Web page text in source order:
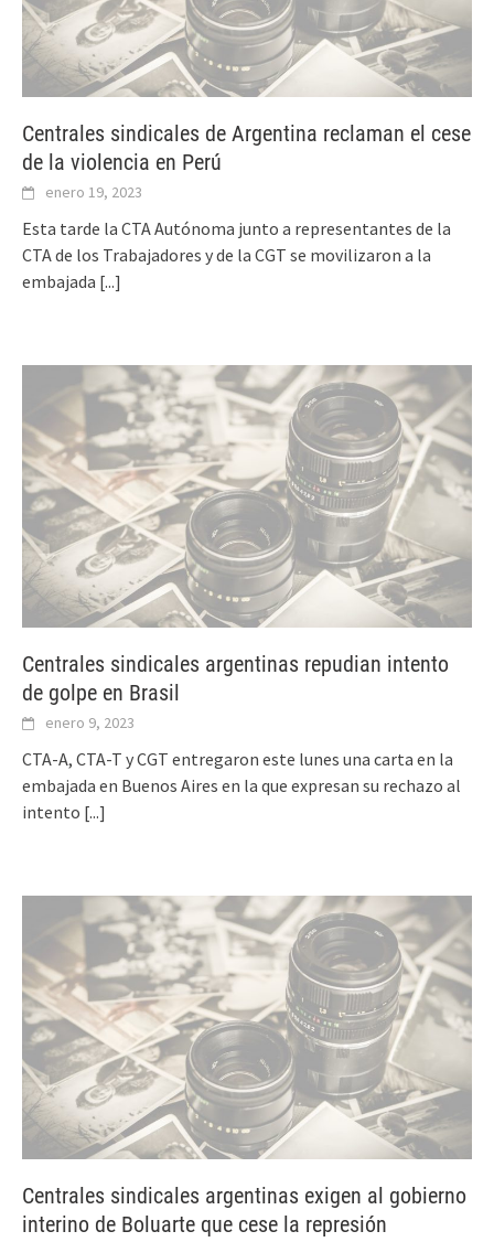
Centrales sindicales de Argentina reclaman el cese
de la violencia en Perú
enero 19, 2023
Esta tarde la CTA Autónoma junto a representantes de la
CTA de los Trabajadores y de la CGT se movilizaron a la
embajada [...]
Centrales sindicales argentinas repudian intento
de golpe en Brasil
enero 9, 2023
CTA-A, CTA-T y CGT entregaron este lunes una carta en la
embajada en Buenos Aires en la que expresan su rechazo al
intento [...]
Centrales sindicales argentinas exigen al gobierno
interino de Boluarte que cese la represión